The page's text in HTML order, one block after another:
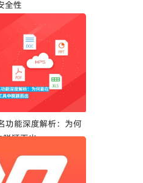
全性
功能深度解析：为何
脱颖而出